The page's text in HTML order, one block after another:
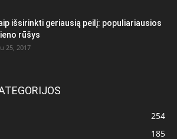
išsirinkti geriausią peilį: populiariausios
rūšys
25, 2017
254
185